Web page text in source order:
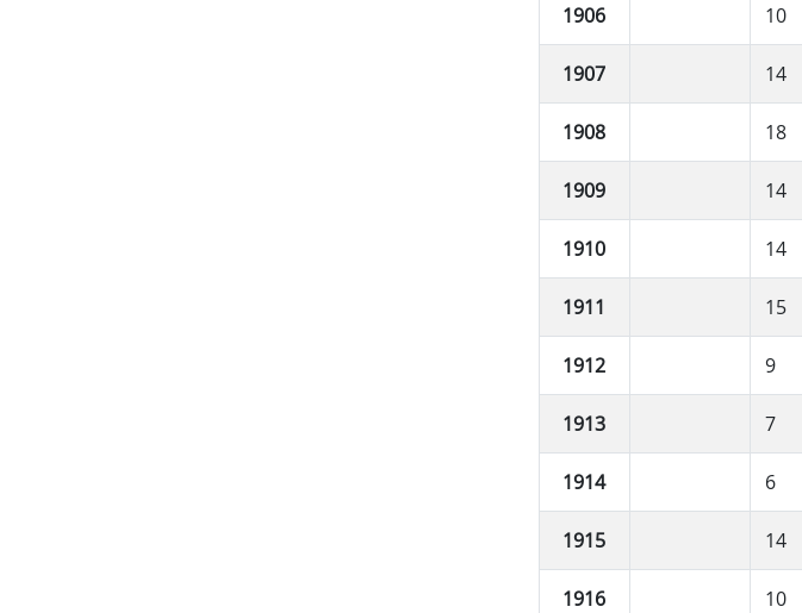
1906 10
1907 14
1908 18
1909 14
1910 14
1911 15
1912 9
1913 7
1914 6
1915 14
1916 10